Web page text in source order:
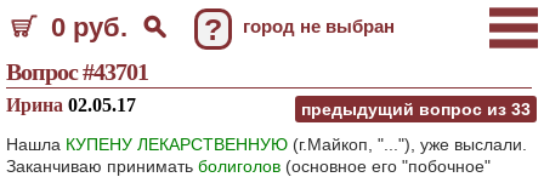
0 руб. ? город не выбран
Вопрос #43701
предыдущий вопрос из 33
Ирина 02.05.17
Нашла КУПЕНУ ЛЕКАРСТВЕННУЮ (г.Майкоп, "..."), уже выслали.
Заканчиваю принимать болиголов (основное его "побочное"